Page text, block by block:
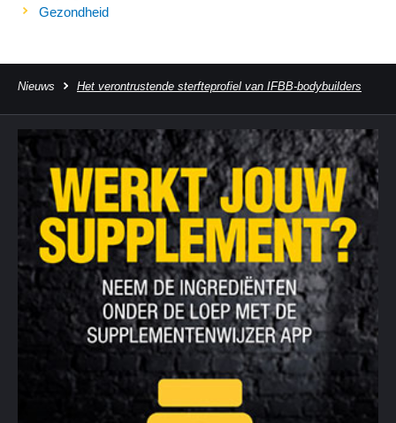
Gezondheid
Nieuws Het verontrustende sterfteprofiel van IFBB-bodybuilders